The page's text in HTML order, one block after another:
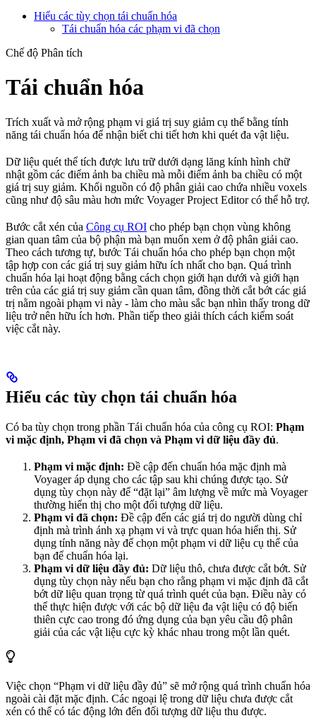
Hiểu các tùy chọn tái chuẩn hóa
Tái chuẩn hóa các phạm vi đã chọn
Chế độ Phân tích
Tái chuẩn hóa
Trích xuất và mở rộng phạm vi giá trị suy giảm cụ thể bằng tính
năng tái chuẩn hóa để nhận biết chi tiết hơn khi quét đa vật liệu.
Dữ liệu quét thể tích được lưu trữ dưới dạng lăng kính hình chữ
nhật gồm các điểm ảnh ba chiều mà mỗi điểm ảnh ba chiều có một
giá trị suy giảm. Khối nguồn có độ phân giải cao chứa nhiều voxels
cũng như độ sâu màu hơn mức Voyager Project Editor có thể hỗ trợ.
Bước cắt xén của Công cụ ROI cho phép bạn chọn vùng không
gian quan tâm của bộ phận mà bạn muốn xem ở độ phân giải cao.
Theo cách tương tự, bước Tái chuẩn hóa cho phép bạn chọn một
tập hợp con các giá trị suy giảm hữu ích nhất cho bạn. Quá trình
chuẩn hóa lại hoạt động bằng cách chọn giới hạn dưới và giới hạn
trên của các giá trị suy giảm cần quan tâm, đồng thời cắt bớt các giá
trị nằm ngoài phạm vi này - làm cho màu sắc bạn nhìn thấy trong dữ
liệu trở nên hữu ích hơn. Phần tiếp theo giải thích cách kiểm soát
việc cắt này.
Hiểu các tùy chọn tái chuẩn hóa
Có ba tùy chọn trong phần Tái chuẩn hóa của công cụ ROI: Phạm
vi mặc định, Phạm vi đã chọn và Phạm vi dữ liệu đầy đủ.
Phạm vi mặc định: Đề cập đến chuẩn hóa mặc định mà
Voyager áp dụng cho các tập sau khi chúng được tạo. Sử
dụng tùy chọn này để “đặt lại” âm lượng về mức mà Voyager
thường hiển thị cho một đối tượng dữ liệu.
Phạm vi đã chọn: Đề cập đến các giá trị do người dùng chỉ
định mà trình ánh xạ phạm vi và trực quan hóa hiển thị. Sử
dụng tính năng này để chọn một phạm vi dữ liệu cụ thể của
bạn để chuẩn hóa lại.
Phạm vi dữ liệu đầy đủ: Dữ liệu thô, chưa được cắt bớt. Sử
dụng tùy chọn này nếu bạn cho rằng phạm vi mặc định đã cắt
bớt dữ liệu quan trọng từ quá trình quét của bạn. Điều này có
thể thực hiện được với các bộ dữ liệu đa vật liệu có độ biến
thiên cực cao trong đó ứng dụng của bạn yêu cầu độ phân
giải của các vật liệu cực kỳ khác nhau trong một lần quét.
Việc chọn “Phạm vi dữ liệu đầy đủ” sẽ mở rộng quá trình chuẩn hóa
ngoài cài đặt mặc định. Các ngoại lệ trong dữ liệu chưa được cắt
xén có thể có tác động lớn đến đối tượng dữ liệu thu được.